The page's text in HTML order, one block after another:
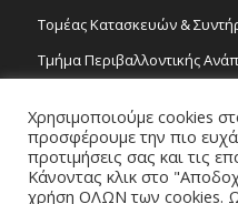
Τομέας Κατασκευών &
Τμήμα Περιβαλλοντικής
Τομέας Γραμμάτων και
Τροχονομία
Χρησιμοποιούμε cookies
προσφέρουμε την πιο
προτιμήσεις σας και τις
Κάνοντας κλικ στο
χρήση ΟΛΩΝ των cookies.